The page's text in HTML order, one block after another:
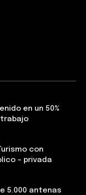
en un 50%
con
– privada
5.000 antenas